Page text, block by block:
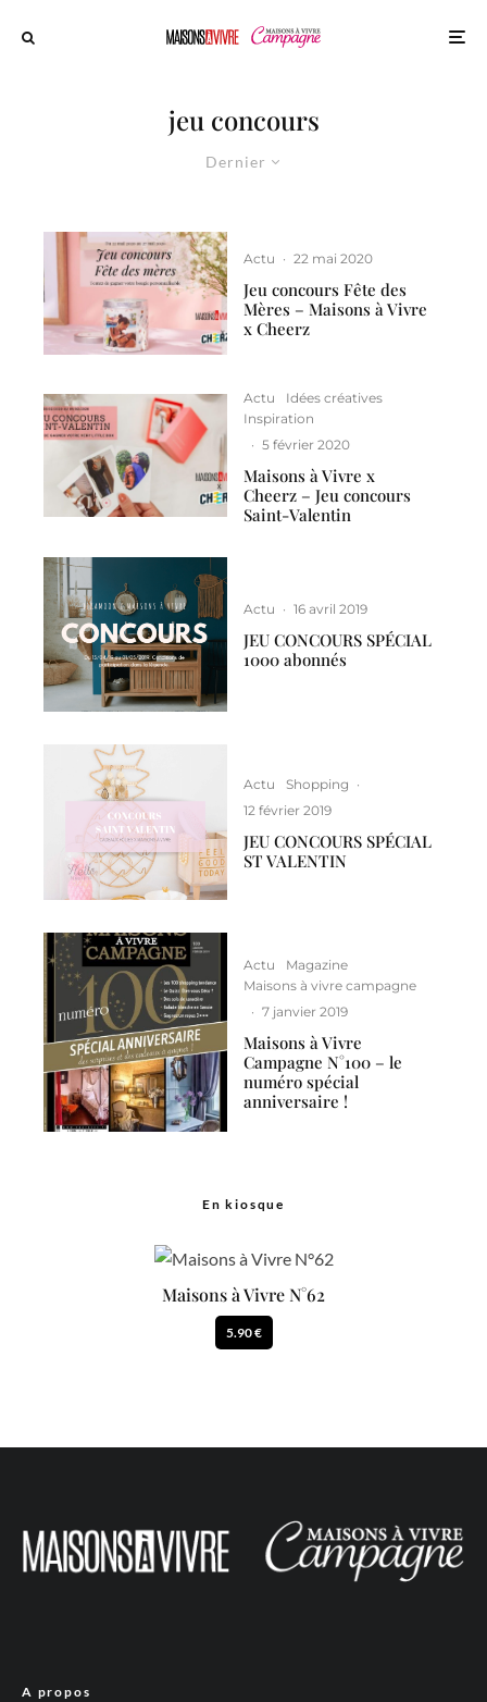
jeu concours
Dernier
Actu · 22 mai 2020
Jeu concours Fête des
Mères – Maisons à Vivre
x Cheerz
Actu
Idées créatives
Inspiration
· 5 février 2020
Maisons à Vivre x
Cheerz – Jeu concours
Saint-Valentin
Actu · 16 avril 2019
JEU CONCOURS SPÉCIAL
1000 abonnés
Actu Shopping ·
12 février 2019
JEU CONCOURS SPÉCIAL
ST VALENTIN
Actu
Magazine
Maisons à vivre campagne
· 7 janvier 2019
Maisons à Vivre
Campagne N°100 – le
numéro spécial
anniversaire !
En kiosque
Maisons à Vivre N°62
5.90 €
A propos